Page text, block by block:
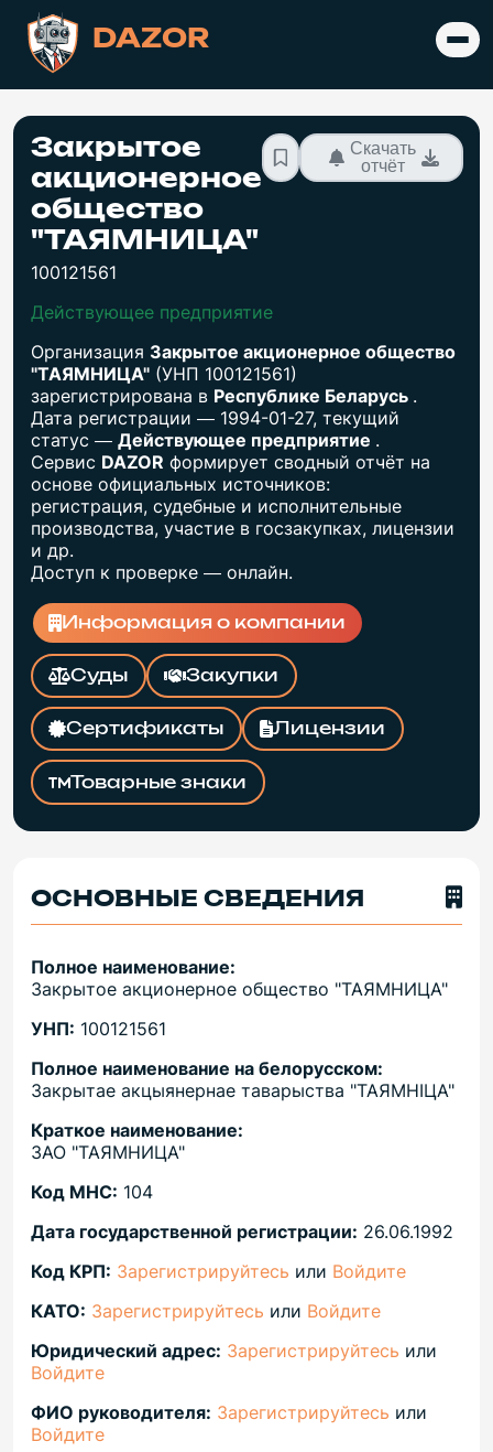
DAZOR
Закрытое
акционерное
общество
"ТАЯМНИЦА"
100121561
Скачать
отчёт
Действующее предприятие
Организация Закрытое акционерное общество
"ТАЯМНИЦА" (УНП 100121561)
зарегистрирована в Республике Беларусь .
Дата регистрации — 1994-01-27, текущий
статус — Действующее предприятие .
Сервис DAZOR формирует сводный отчёт на
основе официальных источников:
регистрация, судебные и исполнительные
производства, участие в госзакупках, лицензии
и др.
Доступ к проверке — онлайн.
Информация о компании
Суды Закупки
Сертификаты Лицензии
Товарные знаки
ОСНОВНЫЕ СВЕДЕНИЯ
Полное наименование:
Закрытое акционерное общество "ТАЯМНИЦА"
УНП: 100121561
Полное наименование на белорусском:
Закрытае акцыянернае таварыства "ТАЯМНIЦА"
Краткое наименование:
ЗАО "ТАЯМНИЦА"
Код МНС: 104
Дата государственной регистрации: 26.06.1992
Код КРП: Зарегистрируйтесь или Войдите
КАТО: Зарегистрируйтесь или Войдите
Юридический адрес: Зарегистрируйтесь или
Войдите
ФИО руководителя: Зарегистрируйтесь или
Войдите